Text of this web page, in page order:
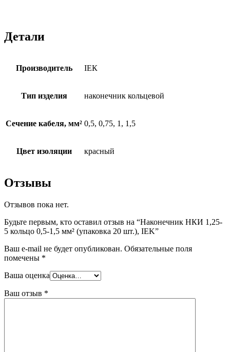
Детали
Производитель ІЕК
Тип изделия наконечник кольцевой
Сечение кабеля, мм² 0,5, 0,75, 1, 1,5
Цвет изоляции красный
Отзывы
Отзывов пока нет.
Будьте первым, кто оставил отзыв на “Наконечник НКИ 1,25-
5 кольцо 0,5-1,5 мм² (упаковка 20 шт.), IEK”
Ваш e-mail не будет опубликован. Обязательные поля
помечены *
Ваша оценка
Ваш отзыв *